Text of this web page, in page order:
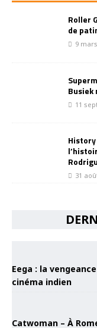
Roller
de
9
Busiek
11
31
Eega : la
cinéma indien
Catwoman – À